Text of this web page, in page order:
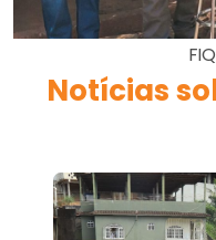
Notícias